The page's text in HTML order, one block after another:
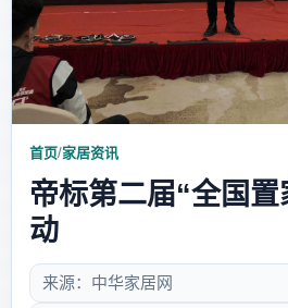
首页/家居资讯
帝标第二届“全国
动
来源：中华家居网